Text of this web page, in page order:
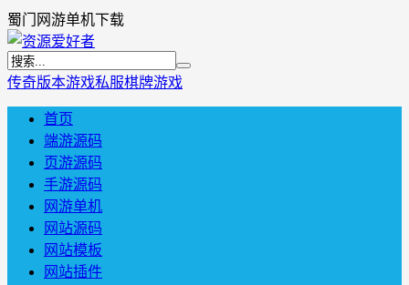
蜀门网游单机下载
传奇版本游戏私服棋牌游戏
首页
端游源码
页游源码
手游源码
网游单机
网站源码
网站模板
网站插件